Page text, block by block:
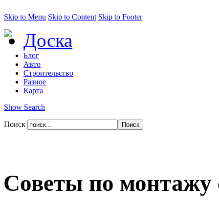
Skip to Menu Skip to Content Skip to Footer
Доска
Блог
Авто
Строительство
Разное
Карта
Show Search
Поиск
Советы по монтажу